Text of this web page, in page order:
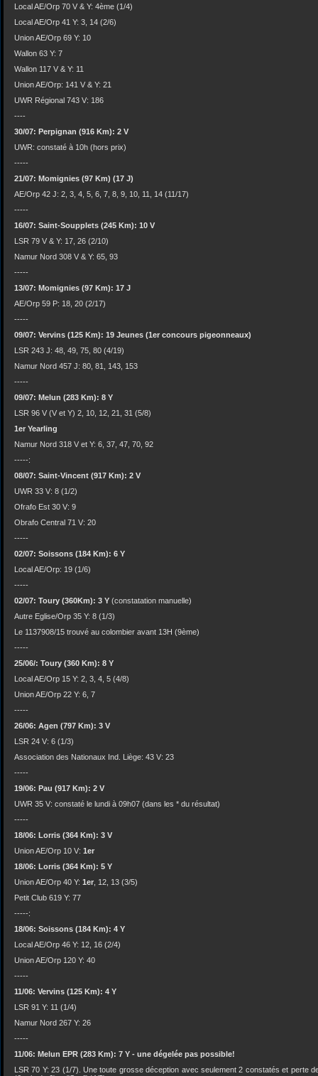
Local AE/Orp 70 V & Y: 4ème (1/4)
Local AE/Orp 41 Y: 3, 14 (2/6)
Union AE/Orp 69 Y: 10
Wallon 63 Y: 7
Wallon 117 V & Y: 11
Union AE/Orp: 141 V & Y: 21
UWR Régional 743 V: 186
----
30/07: Perpignan (916 Km): 2 V
UWR: constaté à 10h (hors prix)
-----
21/07: Momignies (97 Km) (17 J)
AE/Orp 42 J: 2, 3, 4, 5, 6, 7, 8, 9, 10, 11, 14 (11/17)
-----
16/07: Saint-Soupplets (245 Km): 10 V
LSR 79 V & Y: 17, 26 (2/10)
Namur Nord 308 V & Y: 65, 93
-----
13/07: Momignies (97 Km): 17 J
AE/Orp 59 P: 18, 20 (2/17)
-----
09/07: Vervins (125 Km): 19 Jeunes (1er concours pigeonneaux)
LSR 243 J: 48, 49, 75, 80 (4/19)
Namur Nord 457 J: 80, 81, 143, 153
-----
09/07: Melun (283 Km): 8 Y
LSR 96 V (V et Y) 2, 10, 12, 21, 31 (5/8)
1er Yearling
Namur Nord 318 V et Y: 6, 37, 47, 70, 92
-----:
08/07: Saint-Vincent (917 Km): 2 V
UWR 33 V: 8 (1/2)
Ofrafo Est 30 V: 9
Obrafo Central 71 V: 20
-----
02/07: Soissons (184 Km): 6 Y
Local AE/Orp: 19 (1/6)
-----
02/07: Toury (360Km): 3 Y (constatation manuelle)
Autre Eglise/Orp 35 Y: 8 (1/3)
Le 1137908/15 trouvé au colombier avant 13H (9ème)
-----
25/06/: Toury (360 Km): 8 Y
Local AE/Orp 15 Y: 2, 3, 4, 5 (4/8)
Union AE/Orp 22 Y: 6, 7
-----
26/06: Agen (797 Km): 3 V
LSR 24 V: 6 (1/3)
Association des Nationaux Ind. Liège: 43 V: 23
-----
19/06: Pau (917 Km): 2 V
UWR 35 V: constaté le lundi à 09h07 (dans les * du résultat)
-----
18/06: Lorris (364 Km): 3 V
Union AE/Orp 10 V: 1er
18/06: Lorris (364 Km): 5 Y
Union AE/Orp 40 Y: 1er, 12, 13 (3/5)
Petit Club 619 Y: 77
-----:
18/06: Soissons (184 Km): 4 Y
Local AE/Orp 46 Y: 12, 16 (2/4)
Union AE/Orp 120 Y: 40
-----
11/06: Vervins (125 Km): 4 Y
LSR 91 Y: 11 (1/4)
Namur Nord 267 Y: 26
-----
11/06: Melun EPR (283 Km): 7 Y - une dégelée pas possible!
LSR 70 Y: 23 (1/7). Une toute grosse déception avec seulement 2 constatés et perte